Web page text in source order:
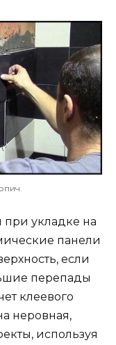
при укладке на
панели
если
перепады
клеевого
неровная,
используя